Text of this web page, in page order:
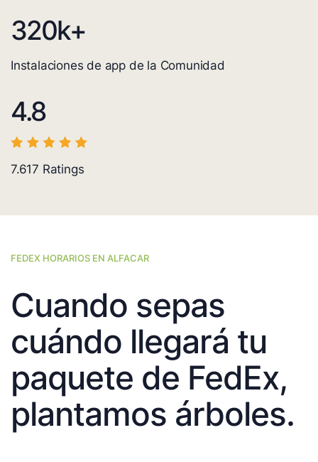
320k+
Instalaciones de app de la Comunidad
4.8
7.617 Ratings
FEDEX HORARIOS EN ALFACAR
Cuando sepas
cuándo llegará tu
paquete de FedEx,
plantamos árboles.